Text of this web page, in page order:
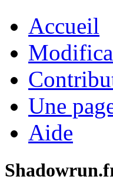
Accueil
Une
Aide